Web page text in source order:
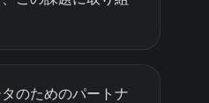
のためのパートナ